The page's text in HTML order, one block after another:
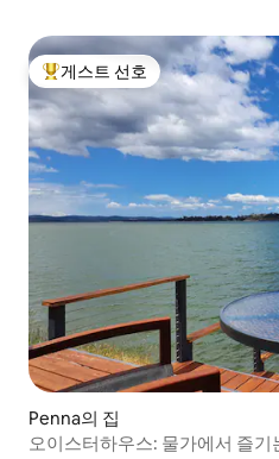
상위 게스트 선호
게스트 선호
Penna의 집
오이스터하우스: 물가에서 즐